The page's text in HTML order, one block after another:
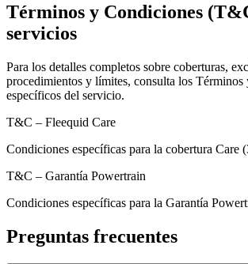
Términos y Condiciones
servicios
Para los detalles completos sobre coberturas,
procedimientos y límites, consulta los Términos
específicos del servicio.
T&C – Fleequid Care
Condiciones específicas para la cobertura Care
T&C – Garantía Powertrain
Condiciones específicas para la Garantía
Preguntas frecuentes